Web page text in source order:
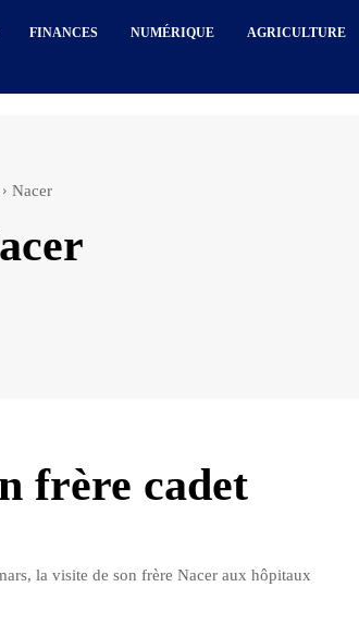
FINANCES NUMÉRIQUE AGRICULTURE
Nacer
frère cadet
la visite de son frère Nacer aux hôpitaux